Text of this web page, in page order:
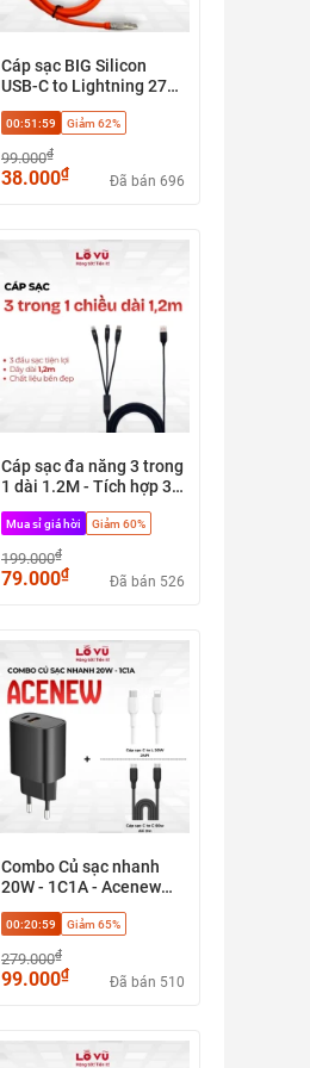
Cáp sạc BIG Silicon
USB-C to Lightning 27W
mềm, sạc nhanh PD, ổn
định cảm ứng, chống
gãy gập (không hộp)
00:51:58 Giảm 62%
99.000₫
38.000₫ Đã bán 696
Cáp sạc đa năng 3 trong
1 dài 1.2M - Tích hợp 3
liệu vải dù siêu bền, đầu
hợp kim nhôm chống gỉ
Mua sỉ giá hời Giảm 60%
199.000₫
79.000₫ Đã bán 526
Combo Củ sạc nhanh
20W - 1C1A - Acenew
20w hoặc Cáp C to C
00:20:58 Giảm 65%
279.000₫
99.000₫ Đã bán 510